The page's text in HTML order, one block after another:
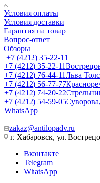
Условия оплаты
Условия доставки
Гарантия на товар
Вопрос-ответ
Обзоры
+7 (4212) 35-22-11
+7 (4212) 35-22-11
+7 (4212) 76-44-11Льва
+7 (4212) 56-77-77
+7 (4212) 74-20-22
+7 (4212) 54-59-05
WhatsApp
zakaz@antilopadv.ru
г. Хабаровск, ул.
Вконтакте
Telegram
WhatsApp